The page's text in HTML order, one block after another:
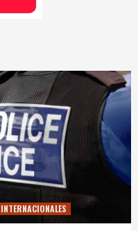
INTERNACIONALES